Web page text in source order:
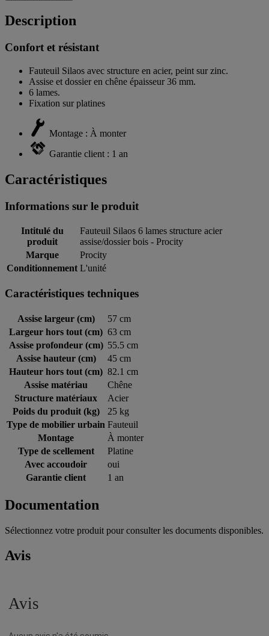
Description
Confort et résistant
Fauteuil Silaos avec structure en acier, peint sur zinc.
Assise et dossier en chêne épaisseur 36 mm.
6 lames.
Fixation sur platines
Montage : À monter
Garantie client : 1 an
Caractéristiques
Informations sur le produit
Intitulé du
produit
Fauteuil Silaos 6 lames structure acier
assise/dossier bois - Procity
Marque
Procity
Conditionnement L'unité
Caractéristiques techniques
Assise largeur (cm)
57 cm
Largeur hors tout (cm) 63 cm
Assise profondeur (cm) 55.5 cm
Assise hauteur (cm)
45 cm
Hauteur hors tout (cm) 82.1 cm
Assise matériau
Chêne
Structure matériaux
Acier
Poids du produit (kg)
25 kg
Type de mobilier urbain Fauteuil
Montage
À monter
Type de scellement
Platine
Avec accoudoir
oui
Garantie client
1 an
Documentation
Sélectionnez votre produit pour consulter les documents disponibles.
Avis